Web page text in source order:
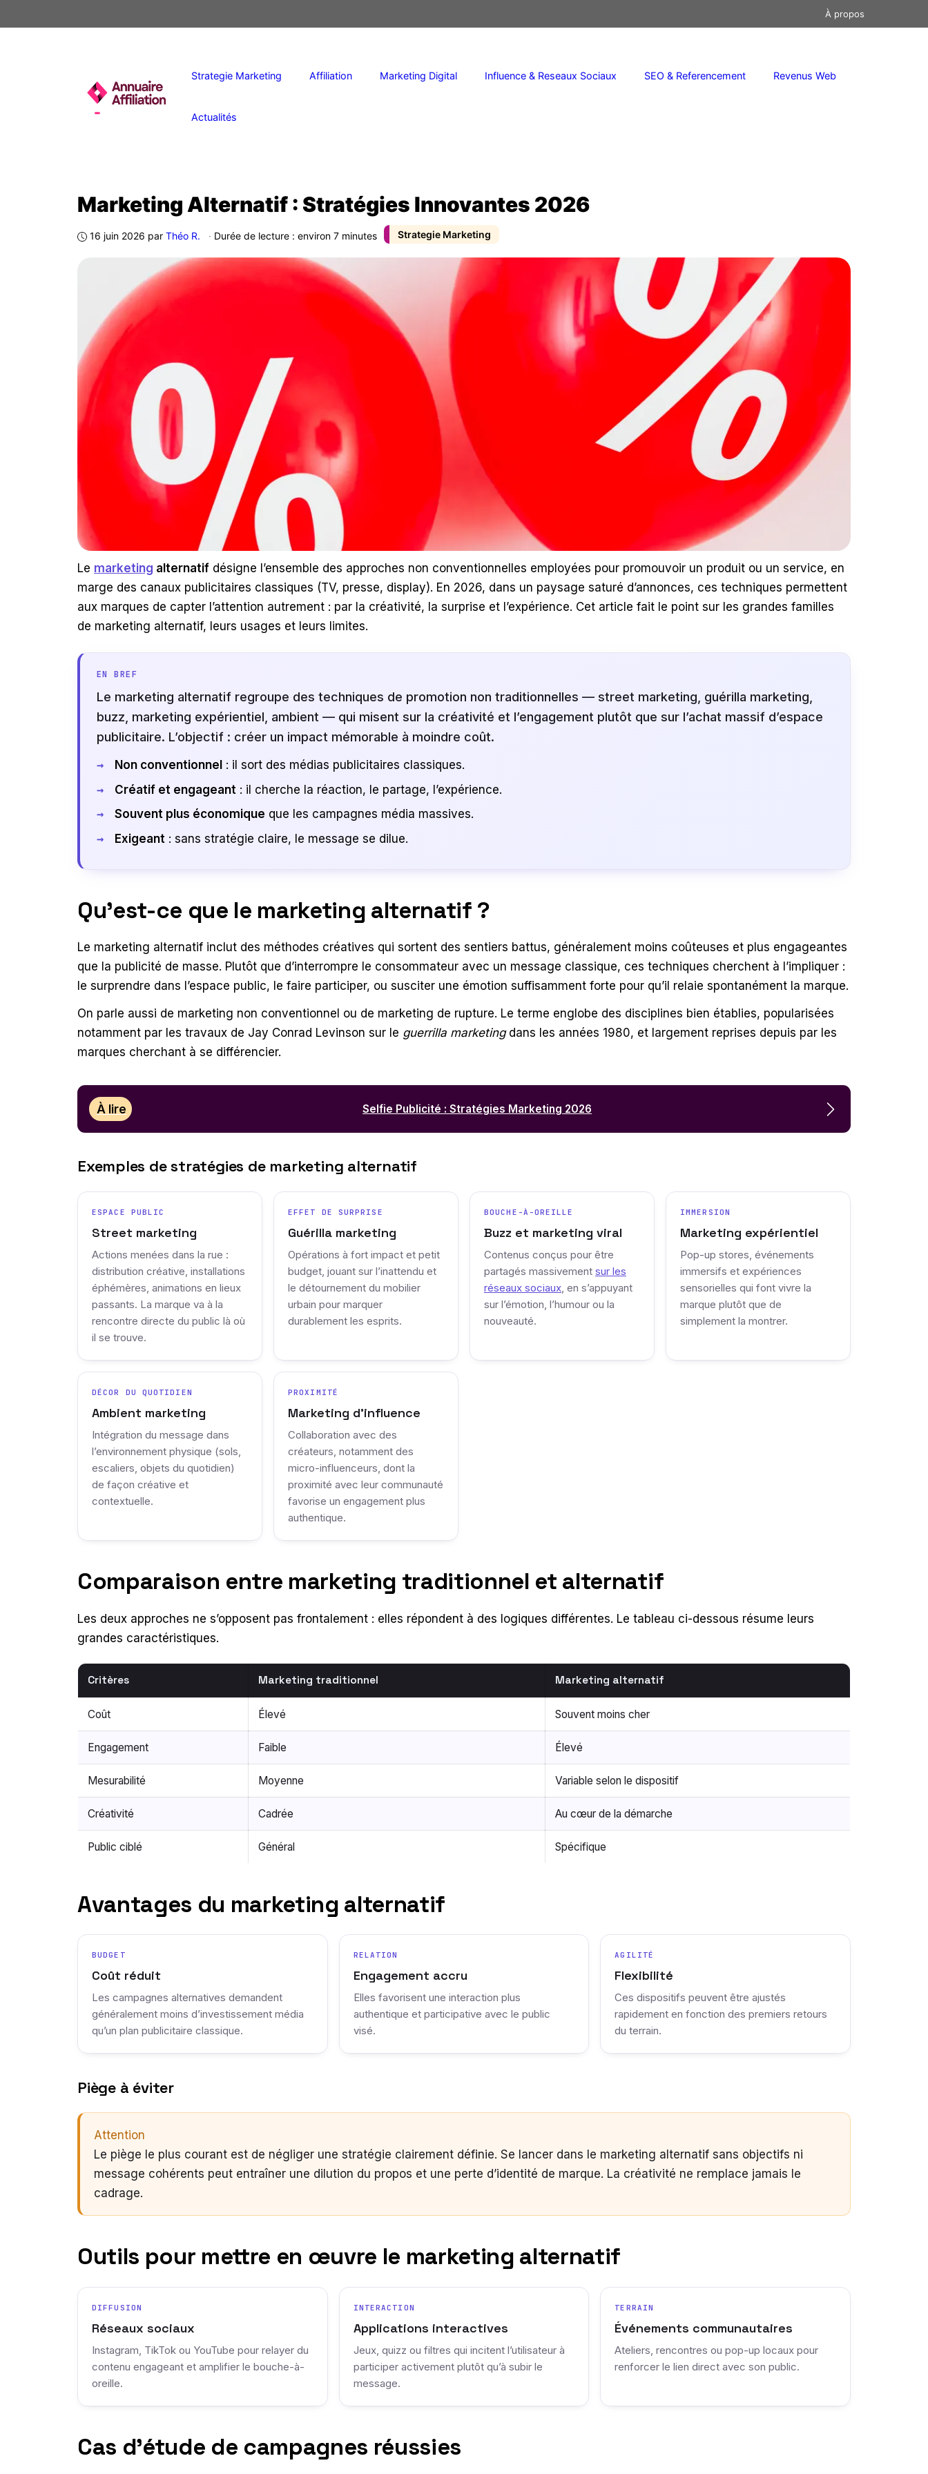
au
À propos
Strategie Marketing Affiliation Marketing Digital Influence & Reseaux Sociaux SEO & Referencement Revenus Web
Actualités
Strategie Marketing
Marketing Alternatif : Stratégies Innovantes 2026
16 juin 2026 par Théo R. · Durée de lecture : environ 7 minutes
Le marketing alternatif désigne l’ensemble des approches non conventionnelles employées pour promouvoir un produit ou un service, en
marge des canaux publicitaires classiques (TV, presse, display). En 2026, dans un paysage saturé d’annonces, ces techniques permettent
aux marques de capter l’attention autrement : par la créativité, la surprise et l’expérience. Cet article fait le point sur les grandes familles
de marketing alternatif, leurs usages et leurs limites.
EN BREF
Le marketing alternatif regroupe des techniques de promotion non traditionnelles — street marketing, guérilla marketing,
buzz, marketing expérientiel, ambient — qui misent sur la créativité et l’engagement plutôt que sur l’achat massif d’espace
publicitaire. L’objectif : créer un impact mémorable à moindre coût.
Non conventionnel : il sort des médias publicitaires classiques.
Créatif et engageant : il cherche la réaction, le partage, l’expérience.
Souvent plus économique que les campagnes média massives.
Exigeant : sans stratégie claire, le message se dilue.
Qu’est-ce que le marketing alternatif ?
Le marketing alternatif inclut des méthodes créatives qui sortent des sentiers battus, généralement moins coûteuses et plus engageantes
que la publicité de masse. Plutôt que d’interrompre le consommateur avec un message classique, ces techniques cherchent à l’impliquer :
le surprendre dans l’espace public, le faire participer, ou susciter une émotion suffisamment forte pour qu’il relaie spontanément la marque.
On parle aussi de marketing non conventionnel ou de marketing de rupture. Le terme englobe des disciplines bien établies, popularisées
notamment par les travaux de Jay Conrad Levinson sur le guerrilla marketingdans les années 1980, et largement reprises depuis par les
marques cherchant à se différencier.
À lire Selfie Publicité : Stratégies Marketing 2026
Exemples de stratégies de marketing alternatif
ESPACE PUBLIC
Street marketing
Actions menées dans la rue :
distribution créative, installations
éphémères, animations en lieux
passants. La marque va à la
rencontre directe du public là où
il se trouve.
EFFET DE SURPRISE
Guérilla marketing
Opérations à fort impact et petit
budget, jouant sur l’inattendu et
le détournement du mobilier
urbain pour marquer
durablement les esprits.
BOUCHE-À-OREILLE
Buzz et marketing viral
Contenus conçus pour être
partagés massivement sur les
réseaux sociaux, en s’appuyant
sur l’émotion, l’humour ou la
nouveauté.
IMMERSION
Marketing expérientiel
Pop-up stores, événements
immersifs et expériences
sensorielles qui font vivre la
marque plutôt que de
simplement la montrer.
DÉCOR DU QUOTIDIEN
Ambient marketing
Intégration du message dans
l’environnement physique (sols,
escaliers, objets du quotidien)
de façon créative et
contextuelle.
PROXIMITÉ
Marketing d’influence
Collaboration avec des
créateurs, notamment des
micro-influenceurs, dont la
proximité avec leur communauté
favorise un engagement plus
authentique.
Comparaison entre marketing traditionnel et alternatif
Les deux approches ne s’opposent pas frontalement : elles répondent à des logiques différentes. Le tableau ci-dessous résume leurs
grandes caractéristiques.
Critères Marketing traditionnel Marketing alternatif
Coût Élevé Souvent moins cher
Engagement Faible Élevé
Mesurabilité Moyenne Variable selon le dispositif
Créativité Cadrée Au cœur de la démarche
Public ciblé Général Spécifique
Avantages du marketing alternatif
BUDGET
Coût réduit
Les campagnes alternatives demandent
généralement moins d’investissement média
qu’un plan publicitaire classique.
RELATION
Engagement accru
Elles favorisent une interaction plus
authentique et participative avec le public
visé.
AGILITÉ
Flexibilité
Ces dispositifs peuvent être ajustés
rapidement en fonction des premiers retours
du terrain.
Piège à éviter
Attention
Le piège le plus courant est de négliger une stratégie clairement définie. Se lancer dans le marketing alternatif sans objectifs ni
message cohérents peut entraîner une dilution du propos et une perte d’identité de marque. La créativité ne remplace jamais le
cadrage.
Outils pour mettre en œuvre le marketing alternatif
DIFFUSION
Réseaux sociaux
Instagram, TikTok ou YouTube pour relayer du
contenu engageant et amplifier le bouche-à-
oreille.
INTERACTION
Applications interactives
Jeux, quizz ou filtres qui incitent l’utilisateur à
participer activement plutôt qu’à subir le
message.
TERRAIN
Événements communautaires
Ateliers, rencontres ou pop-up locaux pour
renforcer le lien direct avec son public.
Cas d’étude de campagnes réussies